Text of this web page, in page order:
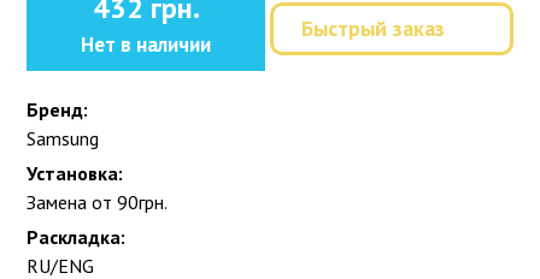
432 грн.
Нет в наличии
Быстрый заказ
Бренд:
Samsung
Установка:
Замена от 90грн.
Раскладка:
RU/ENG